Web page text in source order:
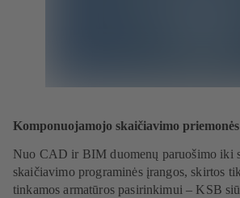
Komponuojamojo skaičiavimo priemonės
Nuo CAD ir BIM duomenų paruošimo iki
skaičiavimo programinės įrangos, skirtos
tinkamos armatūros pasirinkimui – KSB